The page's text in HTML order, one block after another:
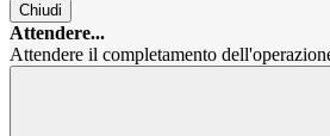
Chiudi
Attendere...
Attendere il completamento